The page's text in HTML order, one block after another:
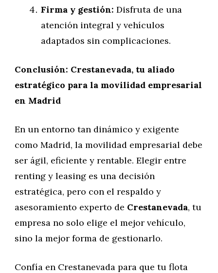
Firma y gestión: Disfruta de una
atención integral y vehículos
adaptados sin complicaciones.
Conclusión: Crestanevada, tu aliado
estratégico para la movilidad empresarial
en Madrid
En un entorno tan dinámico y exigente
como Madrid, la movilidad empresarial debe
ser ágil, eficiente y rentable. Elegir entre
renting y leasing es una decisión
estratégica, pero con el respaldo y
asesoramiento experto de Crestanevada, tu
empresa no solo elige el mejor vehículo,
sino la mejor forma de gestionarlo.
Confía en Crestanevada para que tu flota